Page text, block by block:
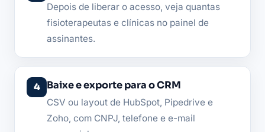
Depois de liberar o acesso, veja quantas
fisioterapeutas e clínicas no painel de
assinantes.
Baixe e exporte para o CRM
CSV ou layout de HubSpot, Pipedrive e
Zoho, com CNPJ, telefone e e-mail